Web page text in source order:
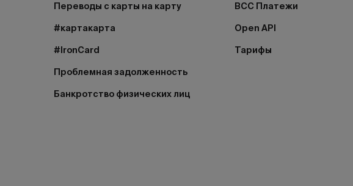
Переводы с карты на карту
#картакарта
#IronCard
Проблемная задолженность
Банкротство физических лиц
BCC Платежи
Open API
Тарифы